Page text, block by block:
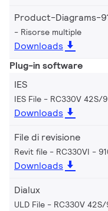
Product-Diagrams-
Risorse multiple
Downloads
Plug-in software
IES
IES File - RC330V 42S/
Downloads
File di revisione
Revit file - RC330VI -
Downloads
Dialux
ULD File - RC330V